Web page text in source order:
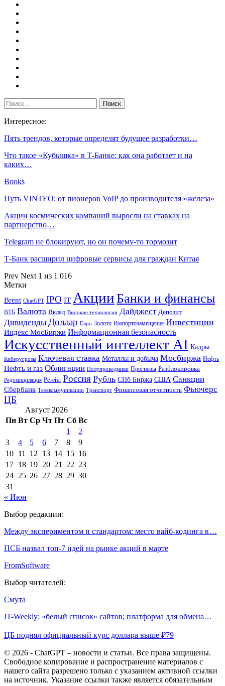
Интересное:
Пять трендов, которые определят будущее разработки…
Что такое «Кубышка» в Т-Банке: как она работает и на
каких…
Books
Путь VINTEO: от пионеров VoIP до производителя «железа»
Акции космических компаний выросли на ставках на
партнерство…
Telegram не блокируют, но он почему-то тормозит
Т-Банк расширил цифровые сервисы для граждан Китая
Prev Next 1 из 1 016
Метки
Brent ChatGPT IPO IT АкцииБанки и финансы
ВТБ Валюта Вклад Высокие технологии Дайджест Депозит
Дивиденды Доллар Евро Золото Импортозамещение Инвестиции
Индекс МосБиржи Информационная безопасность
Искусственный интеллект AI Кадры
Киберугрозы Ключевая ставка Металлы и добыча Мосбиржа Нефть
Нефть и газ Облигации Полупроводники Прогнозы Разблокировка
Редомициляция Ретейл Россия Рубль СПб Биржа США Санкции
Сбербанк Телекоммуникации Транспорт Финансовая отчетность Фьючерс
ЦБ
Август 2026
Пн Вт Ср Чт Пт Сб Вс
1
2
3
4 5 6 7 8
9
10 11 12 13 14 15 16
17 18 19 20 21 22 23
24 25 26 27 28 29 30
31
« Июн
Выбор редакции:
Между экспериментом и стандартом: место вайб-кодинга в…
ПСБ назвал топ-7 идей на рынке акций в марте
FromSoftware
Выбор читателей:
Смута
IT-Weekly: «белый список» сайтов; платформа для обмена…
ЦБ поднял официальный курс доллара выше ₽79
© 2026 - ChatGPT – новости и статьи. Все права защищены.
Свободное копирование и распространение материалов с
нашего сайта разрешено только с указанием активной ссылки
на источник. Указание ссылки также является обязательным